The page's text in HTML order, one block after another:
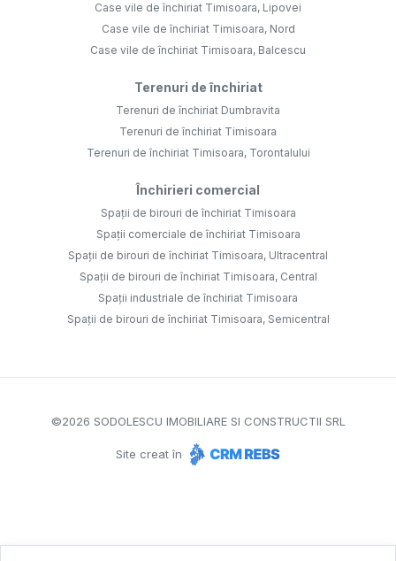
Case vile de închiriat Timisoara, Lipovei
Case vile de închiriat Timisoara, Nord
Case vile de închiriat Timisoara, Balcescu
Terenuri de închiriat
Terenuri de închiriat Dumbravita
Terenuri de închiriat Timisoara
Terenuri de închiriat Timisoara, Torontalului
Închirieri comercial
Spații de birouri de închiriat Timisoara
Spații comerciale de închiriat Timisoara
Spații de birouri de închiriat Timisoara, Ultracentral
Spații de birouri de închiriat Timisoara, Central
Spații industriale de închiriat Timisoara
Spații de birouri de închiriat Timisoara, Semicentral
©2026 SODOLESCU IMOBILIARE SI CONSTRUCTII SRL
Site creat în